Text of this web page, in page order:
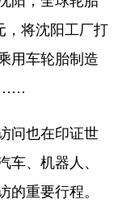
，将沈阳工厂打
用车轮胎制造
……
问也在印证世
、机器人、
重要行程。